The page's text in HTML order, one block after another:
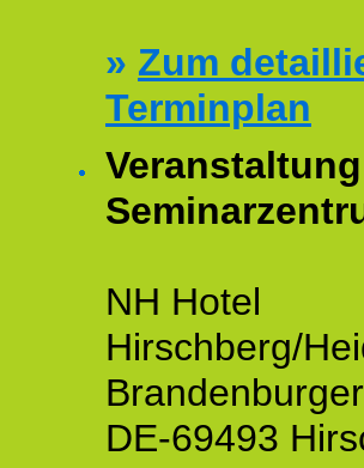
» Zum
Terminplan
NH Hotel
Hirschberg/
DE-69493